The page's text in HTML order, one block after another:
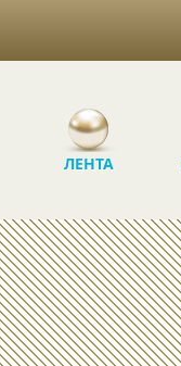
ЛЕНТА